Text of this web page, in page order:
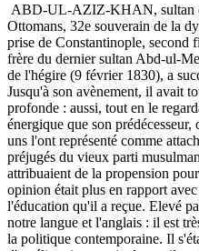
ABD-UL-AZIZ-KHAN, sultan
Ottomans, 32e souverain de la
prise de Constantinople,
frère du dernier sultan Abd-ul-
de l'hégire (9 février 1830), a
Jusqu'à son avènement, il avait
profonde : aussi, tout en le
énergique que son
uns l'ont représenté comme
préjugés du vieux parti
attribuaient de la propension
opinion était plus en rapport avec
l'éducation qu'il a reçue. Elevé
notre langue et l'anglais : il est
la politique contemporaine. Il